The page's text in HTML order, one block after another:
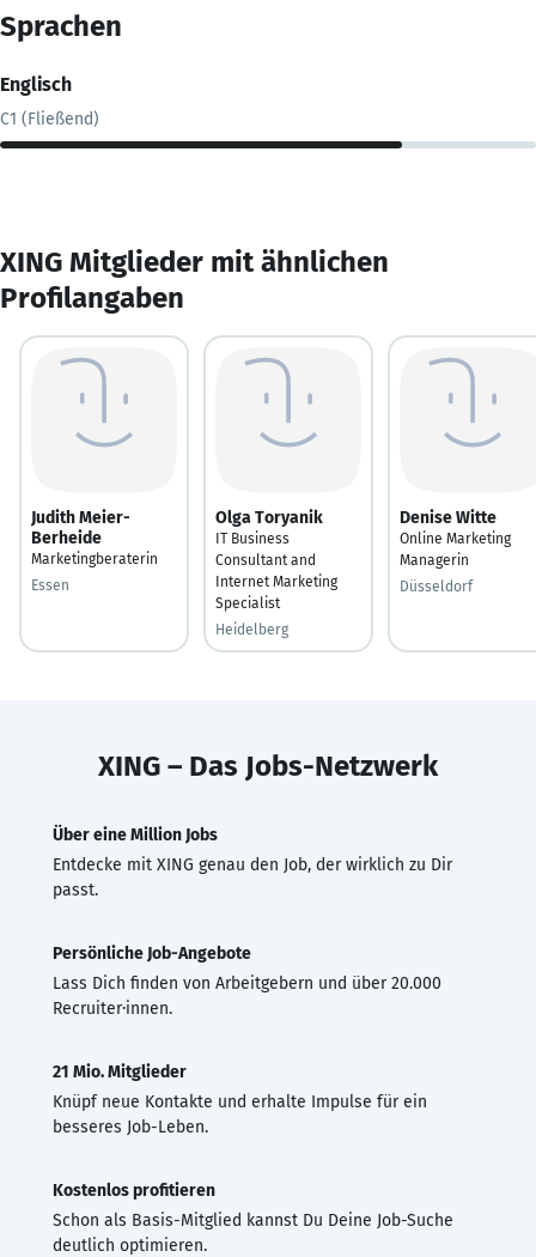
Sprachen
Englisch
C1 (Fließend)
XING Mitglieder mit ähnlichen
Profilangaben
Judith Meier-
Berheide
Marketingberaterin
Essen
Olga Toryanik
IT Business
Consultant and
Internet Marketing
Specialist
Heidelberg
Denise Witte
Online Marketing
Managerin
Düsseldorf
XING – Das Jobs-Netzwerk
Über eine Million Jobs
Entdecke mit XING genau den Job, der wirklich zu Dir
passt.
Persönliche Job-Angebote
Lass Dich finden von Arbeitgebern und über 20.000
Recruiter·innen.
21 Mio. Mitglieder
Knüpf neue Kontakte und erhalte Impulse für ein
besseres Job-Leben.
Kostenlos profitieren
Schon als Basis-Mitglied kannst Du Deine Job-Suche
deutlich optimieren.